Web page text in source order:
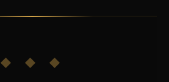
◆ ◆ ◆